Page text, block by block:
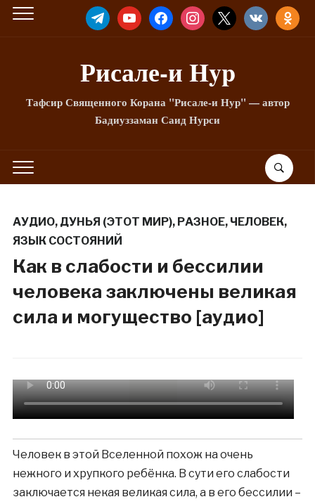
TELEGRAMYOUTUBEFACEBOOKINSTAGRAM
X VKONTAKTE
Рисале-и Hyp
Тафсир Священного Корана "Рисале-и Нур" — автор
Бадиуззаман Саид Нурси
АУДИО, ДУНЬЯ (ЭТОТ МИР), РАЗНОЕ, ЧЕЛОВЕК,
ЯЗЫК СОСТОЯНИЙ
Как в слабости и бессилии
человека заключены великая
сила и могущество [аудио]
Человек в этой Вселенной похож на очень
нежного и хрупкого ребёнка. В сути его слабости
заключается некая великая сила, а в его бессилии –